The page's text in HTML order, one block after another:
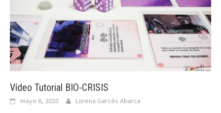
Vídeo Tutorial BIO-CRISIS
mayo 6, 2020 Lorena Garcés Abarca